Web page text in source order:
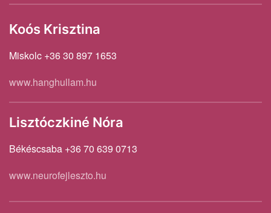
Koós Krisztina
Miskolc +36 30 897 1653
www.hanghullam.hu
Lisztóczkiné Nóra
Békéscsaba +36 70 639 0713
www.neurofejleszto.hu